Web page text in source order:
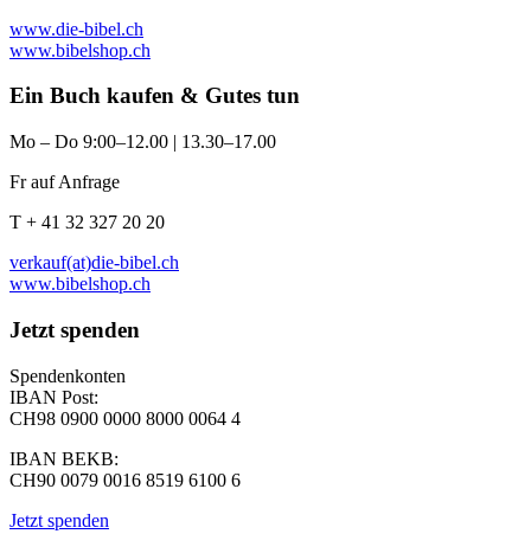
www.die-bibel.ch
www.bibelshop.ch
Ein Buch kaufen & Gutes tun
Mo – Do 9:00–12.00 | 13.30–17.00
Fr auf Anfrage
T + 41 32 327 20 20
verkauf(at)die-bibel.ch
www.bibelshop.ch
Jetzt spenden
Spendenkonten
IBAN Post:
CH98 0900 0000 8000 0064 4
IBAN BEKB:
CH90 0079 0016 8519 6100 6
Jetzt spenden